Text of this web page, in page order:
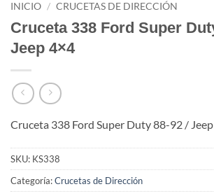
INICIO / CRUCETAS DE DIRECCIÓN
Cruceta 338 Ford Super
Jeep 4×4
Cruceta 338 Ford Super Duty 88-92 /
SKU: KS338
Categoría:Crucetas de Dirección